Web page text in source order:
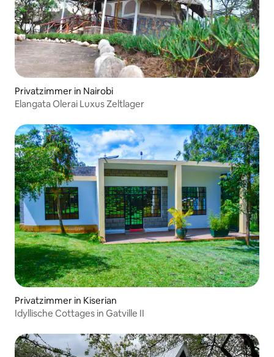
Privatzimmer in Nairobi
Elangata Olerai Luxus Zeltlager
Privatzimmer in Kiserian
Idyllische Cottages in Gatville II